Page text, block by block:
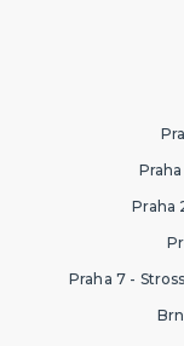
Praha
Praha 7 -